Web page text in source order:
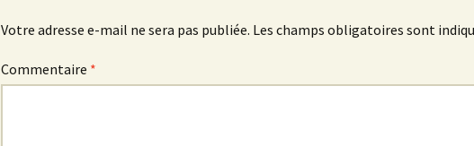
Votre adresse e-mail ne sera pas publiée. Les champs obligatoires sont
Commentaire *